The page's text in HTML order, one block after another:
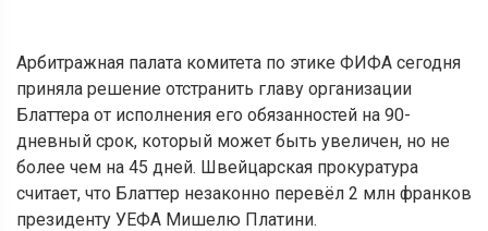
Арбитражная палата комитета по этике ФИФА сегодня
приняла решение отстранить главу организации
Блаттера от исполнения его обязанностей на 90-
дневный срок, который может быть увеличен, но не
более чем на 45 дней. Швейцарская прокуратура
считает, что Блаттер незаконно перевёл 2 млн франков
президенту УЕФА Мишелю Платини.